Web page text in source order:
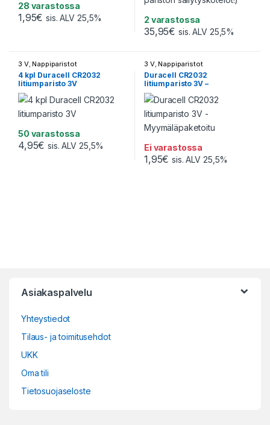
28 varastossa
1,95€ sis. ALV 25,5% 2 varastossa
35,95€ sis. ALV 25,5%
3 V, Nappiparistot
4 kpl Duracell CR2032
litiumparisto 3V
50 varastossa
4,95€ sis. ALV 25,5%
3 V, Nappiparistot
Duracell CR2032
litiumparisto 3V –
Myymäläpaketoitu
Ei varastossa
1,95€ sis. ALV 25,5%
Asiakaspalvelu
Yhteystiedot
Tilaus- ja toimitusehdot
UKK
Oma tili
Tietosuojaseloste